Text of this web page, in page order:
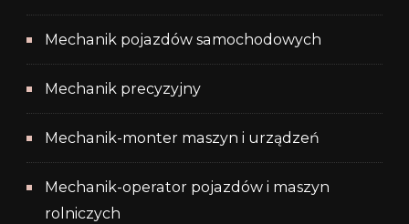
Mechanik pojazdów samochodowych
Mechanik precyzyjny
Mechanik-monter maszyn i urządzeń
Mechanik-operator pojazdów i maszyn
rolniczych